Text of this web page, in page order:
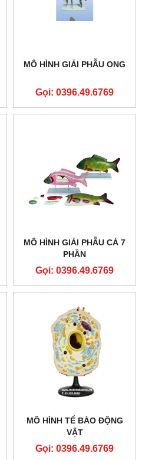
MÔ HÌNH GIẢI PHẪU ONG
Gọi: 0396.49.6769
MÔ HÌNH GIẢI PHẪU CÁ 7
PHẦN
Gọi: 0396.49.6769
MÔ HÌNH TẾ BÀO ĐỘNG
VẬT
Gọi: 0396.49.6769